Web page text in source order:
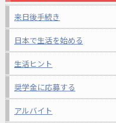
来日後手続き
日本で生活を始める
生活ヒント
奨学金に応募する
アルバイト